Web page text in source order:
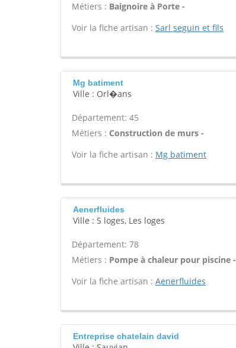
Métiers : Baignoire à Porte -
Voir la fiche artisan : Sarl seguin et fils
Mg batiment
Ville : Orl�ans
Département: 45
Métiers : Construction de murs -
Voir la fiche artisan : Mg batiment
Aenerfluides
Ville : S loges, Les loges
Département: 78
Métiers : Pompe à chaleur pour piscine -
Voir la fiche artisan : Aenerfluides
Entreprise chatelain david